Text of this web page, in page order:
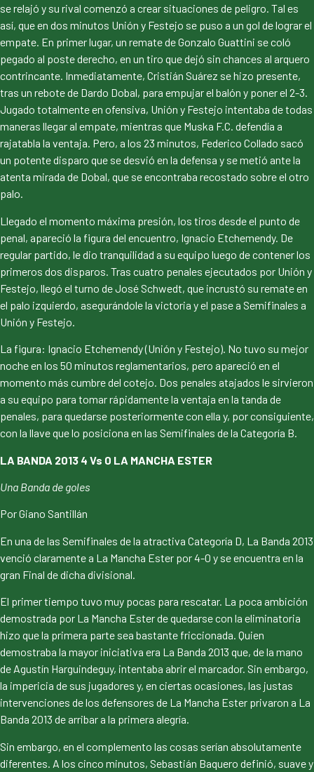
se relajó y su rival comenzó a crear situaciones de peligro. Tal es
así, que en dos minutos Unión y Festejo se puso a un gol de lograr el
empate. En primer lugar, un remate de Gonzalo Guattini se coló
pegado al poste derecho, en un tiro que dejó sin chances al arquero
contrincante. Inmediatamente, Cristián Suárez se hizo presente,
tras un rebote de Dardo Dobal, para empujar el balón y poner el 2-3.
Jugado totalmente en ofensiva, Unión y Festejo intentaba de todas
maneras llegar al empate, mientras que Muska F.C. defendía a
rajatabla la ventaja. Pero, a los 23 minutos, Federico Collado sacó
un potente disparo que se desvió en la defensa y se metió ante la
atenta mirada de Dobal, que se encontraba recostado sobre el otro
palo.
Llegado el momento máxima presión, los tiros desde el punto de
penal, apareció la figura del encuentro, Ignacio Etchemendy. De
regular partido, le dio tranquilidad a su equipo luego de contener los
primeros dos disparos. Tras cuatro penales ejecutados por Unión y
Festejo, llegó el turno de José Schwedt, que incrustó su remate en
el palo izquierdo, asegurándole la victoria y el pase a Semifinales a
Unión y Festejo.
La figura: Ignacio Etchemendy (Unión y Festejo). No tuvo su mejor
noche en los 50 minutos reglamentarios, pero apareció en el
momento más cumbre del cotejo. Dos penales atajados le sirvieron
a su equipo para tomar rápidamente la ventaja en la tanda de
penales, para quedarse posteriormente con ella y, por consiguiente,
con la llave que lo posiciona en las Semifinales de la Categoría B.
LA BANDA 2013 4 Vs 0 LA MANCHA ESTER
Una Banda de goles
Por Giano Santillán
En una de las Semifinales de la atractiva Categoría D, La Banda 2013
venció claramente a La Mancha Ester por 4-0 y se encuentra en la
gran Final de dicha divisional.
El primer tiempo tuvo muy pocas para rescatar. La poca ambición
demostrada por La Mancha Ester de quedarse con la eliminatoria
hizo que la primera parte sea bastante friccionada. Quien
demostraba la mayor iniciativa era La Banda 2013 que, de la mano
de Agustín Harguindeguy, intentaba abrir el marcador. Sin embargo,
la impericia de sus jugadores y, en ciertas ocasiones, las justas
intervenciones de los defensores de La Mancha Ester privaron a La
Banda 2013 de arribar a la primera alegría.
Sin embargo, en el complemento las cosas serían absolutamente
diferentes. A los cinco minutos, Sebastián Baquero definió, suave y